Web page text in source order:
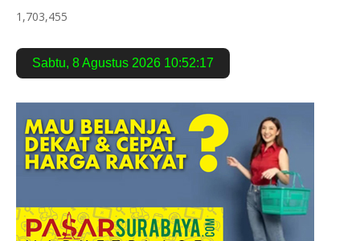
1,703,455
Sabtu, 8 Agustus 2026 10:52:18